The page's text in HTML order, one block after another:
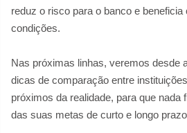
reduz o risco para o banco e
condições.
Nas próximas linhas, veremos desde
dicas de comparação entre
próximos da realidade, para que nada
das suas metas de curto e longo